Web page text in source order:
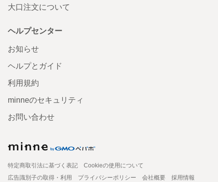
大口注文について
ヘルプセンター
お知らせ
ヘルプとガイド
利用規約
minneのセキュリティ
お問い合わせ
特定商取引法に基づく表記
Cookieの使用について
広告識別子の取得・利用
プライバシーポリシー 会社概要
採用情報